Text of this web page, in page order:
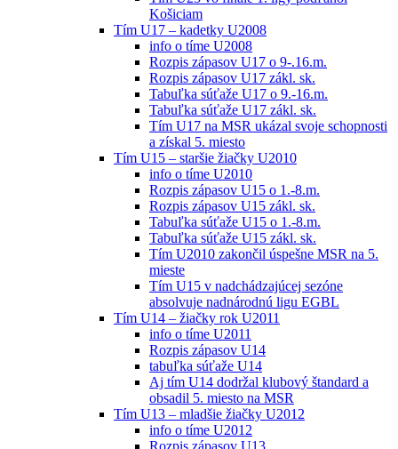
Košiciam
Tím U17 – kadetky U2008
info o tíme U2008
Rozpis zápasov U17 o 9-.16.m.
Rozpis zápasov U17 zákl. sk.
Tabuľka súťaže U17 o 9.-16.m.
Tabuľka súťaže U17 zákl. sk.
Tím U17 na MSR ukázal svoje schopnosti
a získal 5. miesto
Tím U15 – staršie žiačky U2010
info o tíme U2010
Rozpis zápasov U15 o 1.-8.m.
Rozpis zápasov U15 zákl. sk.
Tabuľka súťaže U15 o 1.-8.m.
Tabuľka súťaže U15 zákl. sk.
Tím U2010 zakončil úspešne MSR na 5.
mieste
Tím U15 v nadchádzajúcej sezóne
absolvuje nadnárodnú ligu EGBL
Tím U14 – žiačky rok U2011
info o tíme U2011
Rozpis zápasov U14
tabuľka súťaže U14
Aj tím U14 dodržal klubový štandard a
obsadil 5. miesto na MSR
Tím U13 – mladšie žiačky U2012
info o tíme U2012
Rozpis zápasov U13